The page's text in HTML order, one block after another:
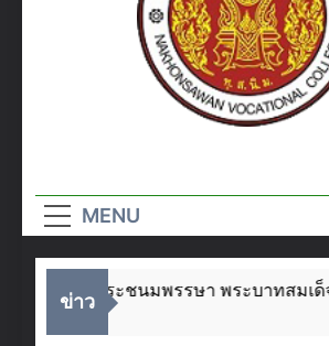
อาชีว
นครส
MENU
ข่าว
สวันเฉลิมพระชนมพรรษา พระบาทสมเด็